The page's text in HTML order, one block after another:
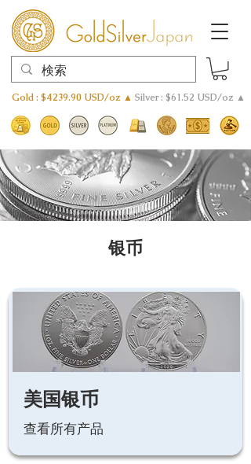
Gold : $4239.90 USD/oz ▲ Silver : $61.52 USD/oz ▲
银币
美国银币
查看所有产品